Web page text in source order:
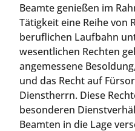
Beamte genießen im
Tätigkeit eine Reihe von
beruflichen Laufbahn
wesentlichen Rechten
angemessene
und das Recht auf
Dienstherrn. Diese
besonderen
Beamten in die Lage